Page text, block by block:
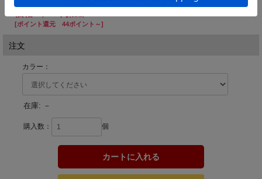
[ポイント還元 44ポイント～]
注文
カラー：
在庫: －
購入数： 個